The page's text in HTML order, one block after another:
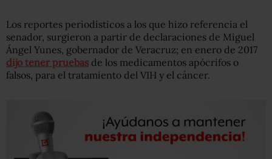
Los reportes periodísticos a los que hizo referencia el
senador, surgieron a partir de declaraciones de Miguel
Ángel Yunes, gobernador de Veracruz; en enero de 2017
dijo tener pruebas de los medicamentos apócrifos o
falsos, para el tratamiento del VIH y el cáncer.